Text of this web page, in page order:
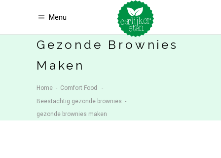
Menu
Gezonde Brownies
Maken
Home - Comfort Food
-
Beestachtig gezonde brownies -
gezonde brownies maken